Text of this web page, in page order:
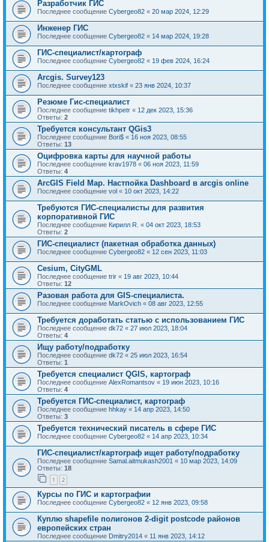
Разработчик ГИС
Последнее сообщение Cybergeo82 « 20 мар 2024, 12:29
Инженер ГИС
Последнее сообщение Cybergeo82 « 14 мар 2024, 19:28
ГИС-специалист/картограф
Последнее сообщение Cybergeo82 « 19 фев 2024, 16:24
Arcgis. Survey123
Последнее сообщение xtxskif « 23 янв 2024, 10:37
Резюме Гис-специалист
Последнее сообщение tikhpetr « 12 дек 2023, 15:36
Ответы: 2
Требуется консультант QGis3
Последнее сообщение Bori$ « 16 ноя 2023, 08:55
Ответы: 13
Оцифровка карты для научной работы
Последнее сообщение krav1978 « 06 ноя 2023, 11:59
Ответы: 4
ArcGIS Field Map. Настпойка Dashboard в arcgis online
Последнее сообщение vol « 10 окт 2023, 14:22
Требуются ГИС-специалисты для развития
корпоративной ГИС
Последнее сообщение Кирилл R. « 04 окт 2023, 18:53
Ответы: 2
ГИС-специалист (пакетная обработка данных)
Последнее сообщение Cybergeo82 « 12 сен 2023, 11:03
Cesium, CityGML
Последнее сообщение trir « 19 авг 2023, 10:44
Ответы: 12
Разовая работа для GIS-специалиста.
Последнее сообщение MarkOvich « 08 авг 2023, 12:55
Требуется доработать статью с использованием ГИС
Последнее сообщение dk72 « 27 июл 2023, 18:04
Ответы: 4
Ищу работу/подработку
Последнее сообщение dk72 « 25 июл 2023, 16:54
Ответы: 1
Требуется специалист QGIS, картограф
Последнее сообщение AlexRomantsov « 19 июн 2023, 10:16
Ответы: 4
Требуется ГИС-специалист, картограф
Последнее сообщение hhkay « 14 апр 2023, 14:50
Ответы: 3
Требуется технический писатель в сфере ГИС
Последнее сообщение Cybergeo82 « 14 апр 2023, 10:34
ГИС-специалист/картограф ищет работу/подработку
Последнее сообщение Samal.aitmukash2001 « 10 мар 2023, 14:09
Ответы: 18
1 2
Курсы по ГИС и картографии
Последнее сообщение Cybergeo82 « 12 янв 2023, 09:58
Куплю shapefile полигонов 2-digit postcode районов
европейских стран
Последнее сообщение Dmitry2014 « 11 янв 2023, 14:12